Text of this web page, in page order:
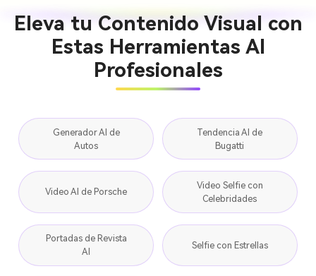
Eleva tu Contenido Visual con
Estas Herramientas AI
Profesionales
Generador AI de
Autos
Tendencia AI de
Bugatti
Video AI de Porsche
Video Selfie con
Celebridades
Portadas de Revista
AI
Selfie con Estrellas